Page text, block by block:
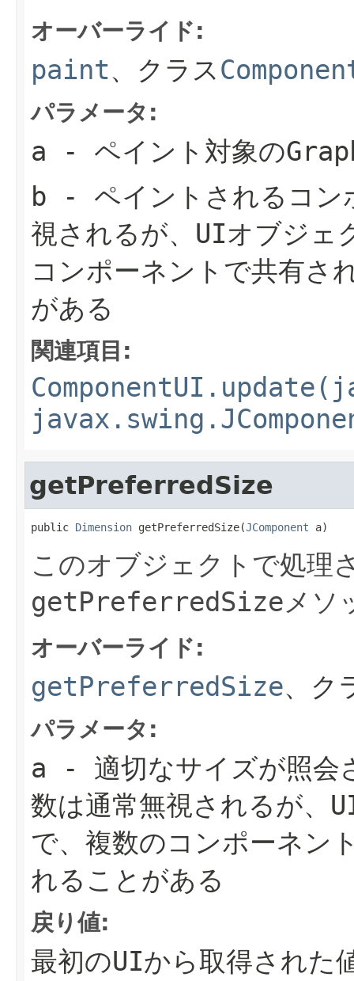
オーバーライド:
paint、クラス
パラメータ:
a - ペイント対象の
b - ペイントされるコン
視されるが、UIオブジェ
コンポーネントで共有さ
がある
関連項目:
getPreferredSize
public Dimension getPreferredSize(JComponent a)
このオブジェクトで処理
getPreferredSizeメソ
オーバーライド:
getPreferredSize、ク
パラメータ:
a - 適切なサイズが照会
数は通常無視されるが、
で、複数のコンポーネン
れることがある
戻り値:
最初のUIから取得された